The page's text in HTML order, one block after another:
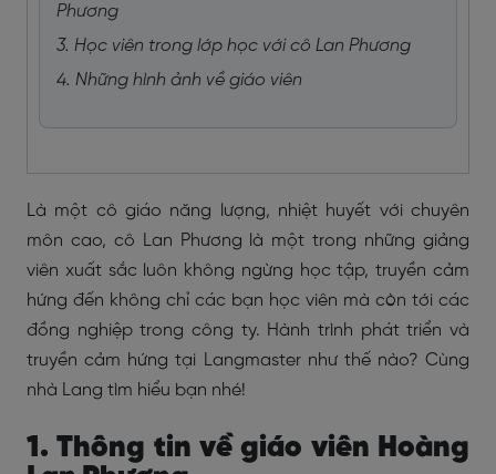
Phương
3. Học viên trong lớp học với cô Lan Phương
4. Những hình ảnh về giáo viên
Là một cô giáo năng lượng, nhiệt huyết với chuyên
môn cao, cô Lan Phương là một trong những giảng
viên xuất sắc luôn không ngừng học tập, truyền cảm
hứng đến không chỉ các bạn học viên mà còn tới các
đồng nghiệp trong công ty. Hành trình phát triển và
truyền cảm hứng tại Langmaster như thế nào? Cùng
nhà Lang tìm hiểu bạn nhé!
1. Thông tin về giáo viên Hoàng